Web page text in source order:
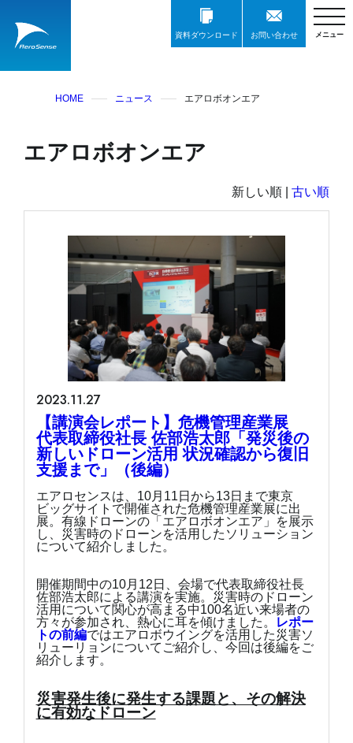
資料ダウンロード お問い合わせ
HOME ニュース エアロボオンエア
エアロボオンエア
新しい順 |古い順
2023.11.27
【講演会レポート】危機管理産業展
代表取締役社長 佐部浩太郎「発災後の
新しいドローン活用 状況確認から復旧
支援まで」（後編）
エアロセンスは、10月11日から13日まで東京
ビッグサイトで開催された危機管理産業展に出
展。有線ドローンの「エアロボオンエア」を展示
し、災害時のドローンを活用したソリューション
について紹介しました。
開催期間中の10月12日、会場で代表取締役社長
佐部浩太郎による講演を実施。災害時のドローン
活用について関心が高まる中100名近い来場者の
方々が参加され、熱心に耳を傾けました。
レポー
トの前編ではエアロボウイングを活用した災害ソ
リューリョンについてご紹介し、今回は後編をご
紹介します。
災害発生後に発生する課題と、その解決
に有効なドローン